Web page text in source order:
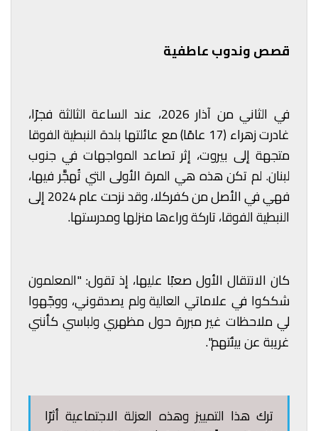
قصص وندوب عاطفية
في الثاني من آذار 2026، عند الساعة الثالثة فجرًا،
غادرت زهراء (17 عامًا) مع عائلتها بلدة النبطية الفوقا
متجهة إلى بيروت، إثر تصاعد المواجهات في جنوب
لبنان. لم تكن هذه هي المرة الأولى التي تُهجَّر فيها،
فهي في الأصل من كفركلا، وقد نزحت عام 2024 إلى
النبطية الفوقا، تاركة وراءها منزلها ومدرستها.
كان الانتقال الأول صعبًا عليها، إذ تقول: "المعلمون
شككوا في علاماتي العالية ولم يصدقوني، ووجّهوا
لي ملاحظات غير مبررة حول مظهري ولباسي كأنني
غريبة عن بيئتهم".
ترك هذا التمييز وهذه العزلة الاجتماعية أثرًا